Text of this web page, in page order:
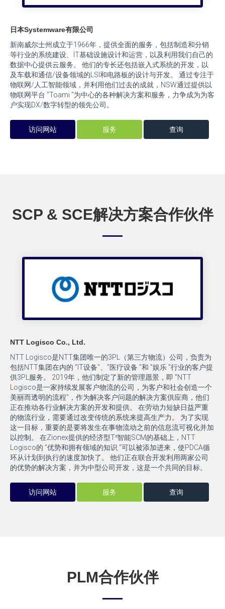
日本Systemware有限公司
新南威尔士州成立于1966年，提供全面的服务，包括制造和分销
等行业的系统建设、IT基础设施设计和运营，以及利用我们自己的
数据中心提供云服务。 他们的专长还包括嵌入式系统的开发，以
及车载和通信/设备领域的LSI和电路板的设计与开发。 通过专注于
物联网/人工智能领域，并利用他们过去的成就，NSW通过提供以
物联网平台 "Toami "为中心的各种解决方案和服务，力争成为为客
户实现DX/数字转型的领先公司。
访问网站 服务 查询
SCP & SCE解决方案合作伙伴
NTT Logisco Co., Ltd.
NTT Logisco是NTT集团唯一的3PL（第三方物流）公司，负责为
包括NTT集团在内的 "IT设备"、"医疗设备 "和 "娱乐 "行业的客户提
供3PL服务。 2019年，他们制定了新的管理愿景，即 "NTT
Logisco是一家持续发展客户物流的公司，为客户和社会创造一个
美丽而透明的流程"，作为解决客户问题的解决方案供应商，他们
正在推动各行业解决方案的开发和提供。 在劳动力短缺日益严重
的物流行业，需要通过改变传统的系统来提高生产力。 为了实现
这一目标，重要的是要将发生在事物流动之前的信息流可视化并加
以控制。 在Zionex提供的经济型T³智能SCM的基础上，NTT
Logisco的 "优势和拥有领域的知识 "可以被添加进来，使PDCA循
环从计划到执行的速度加快了。 他们正在联合开发利用两家公司
的优势的解决方案，并为中型公司开发，这是一个共同的目标。
访问网站 服务 查询
PLM合作伙伴